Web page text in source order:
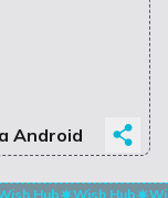
Android
Hub Wish Hub